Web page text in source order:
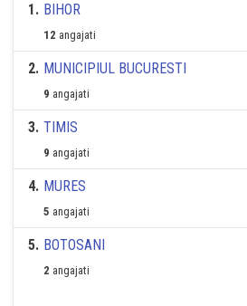
1. BIHOR
12 angajati
2. MUNICIPIUL BUCURESTI
9 angajati
3. TIMIS
9 angajati
4. MURES
5 angajati
5. BOTOSANI
2 angajati